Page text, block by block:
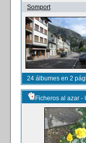
Somport
24 álbumes en 2
Ficheros al azar -